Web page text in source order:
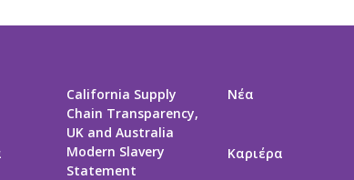
California Supply
Chain Transparency,
UK and Australia
Modern Slavery
Statement
Νέα
Καριέρα